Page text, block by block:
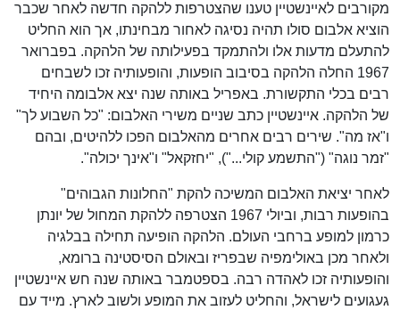
מקורבים לאיינשטיין טענו שהצטרפות ללהקה חדשה לאחר שכבר
הוציא אלבום סולו תהיה נסיגה לאחור מבחינתו, אך הוא החליט
להתעלם מדעות אלו ולהתמקד בפעילותה של הלהקה. בפברואר
1967 החלה הלהקה בסיבוב הופעות, והופעותיה זכו לשבחים
רבים בכלי התקשורת. באפריל באותה שנה יצא אלבומה היחיד
של הלהקה. איינשטיין כתב שניים משירי האלבום: "כל השבוע לך"
ו"אז מה". שירים רבים אחרים מהאלבום הפכו ללהיטים, ובהם
"זמר נוגה" ("התשמע קולי..."), "יחזקאל" ו"אינך יכולה".
לאחר יציאת האלבום המשיכה להקת "החלונות הגבוהים"
בהופעות רבות, וביולי 1967 הצטרפה ללהקת המחול של יונתן
כרמון למופע ברחבי העולם. הלהקה הופיעה תחילה בבלגיה
ולאחר מכן באולימפיה שבפריז ובאולם הסיסטינה ברומא,
והופעותיה זכו לאהדה רבה. בספטמבר באותה שנה חש איינשטיין
געגועים לישראל, והחליט לעזוב את המופע ולשוב לארץ. מייד עם